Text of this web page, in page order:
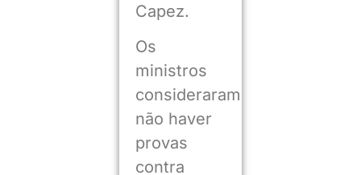
Capez.
Os
ministros
consideraram
não haver
provas
contra